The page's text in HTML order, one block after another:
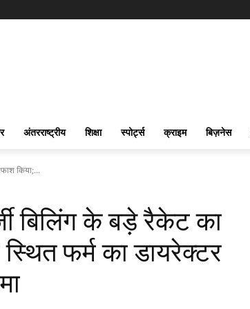
अंतरराष्ट्रीय शिक्षा स्पोर्ट्स क्राइम बिज़नेस
किया;...
बिलिंग के बड़े रैकेट का
स्थित फर्म का डायरेक्टर